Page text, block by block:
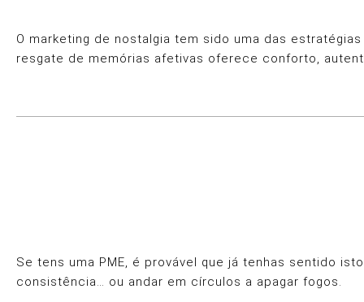
O marketing de nostalgia tem sido uma das
resgate de memórias afetivas oferece conforto,
Se tens uma PME, é provável que já tenhas sentido
consistência… ou andar em círculos a apagar fogos.